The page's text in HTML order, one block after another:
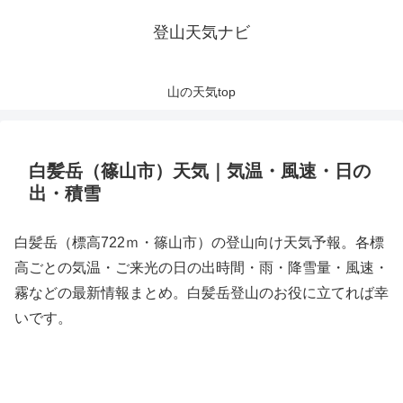
登山天気ナビ
山の天気top
白髪岳（篠山市）天気｜気温・風速・日の
出・積雪
白髪岳（標高722ｍ・篠山市）の登山向け天気予報。各標
高ごとの気温・ご来光の日の出時間・雨・降雪量・風速・
霧などの最新情報まとめ。白髪岳登山のお役に立てれば幸
いです。